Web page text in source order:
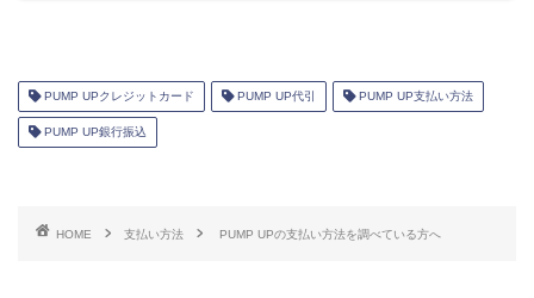
PUMP UPクレジットカード PUMP UP代引 PUMP UP支払い方法
PUMP UP銀行振込
HOME 支払い方法 PUMP UPの支払い方法を調べている方へ